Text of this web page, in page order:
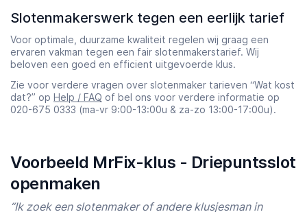
Slotenmakerswerk tegen een eerlijk tarief
Voor optimale, duurzame kwaliteit regelen wij graag een
ervaren vakman tegen een fair slotenmakerstarief. Wij
beloven een goed en efficient uitgevoerde klus.
Zie voor verdere vragen over slotenmaker tarieven “Wat kost
dat?” op Help / FAQ of bel ons voor verdere informatie op
020-675 0333 (ma-vr 9:00-13:00u & za-zo 13:00-17:00u).
Voorbeeld MrFix-klus - Driepuntsslot
openmaken
“Ik zoek een slotenmaker of andere klusjesman in